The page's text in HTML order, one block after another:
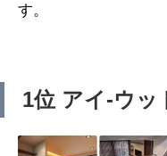
す。
1位 アイ-ウッ